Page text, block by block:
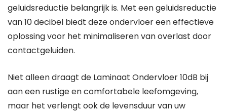
geluidsreductie belangrijk is. Met een geluidsreductie
van 10 decibel biedt deze ondervloer een effectieve
oplossing voor het minimaliseren van overlast door
contactgeluiden.
Niet alleen draagt de Laminaat Ondervloer 10dB bij
aan een rustige en comfortabele leefomgeving,
maar het verlengt ook de levensduur van uw